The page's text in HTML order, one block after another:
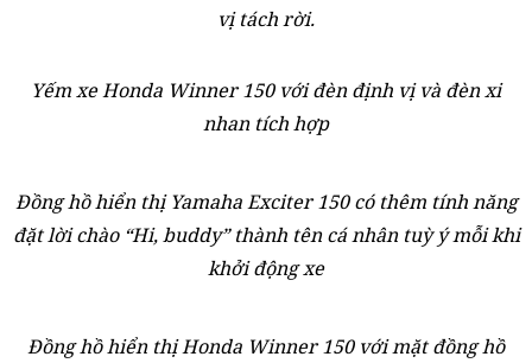
vị tách rời.
Yếm xe Honda Winner 150 với đèn định vị và đèn xi
nhan tích hợp
Đồng hồ hiển thị Yamaha Exciter 150 có thêm tính năng
đặt lời chào “Hi, buddy” thành tên cá nhân tuỳ ý mỗi khi
khởi động xe
Đồng hồ hiển thị Honda Winner 150 với mặt đồng hồ